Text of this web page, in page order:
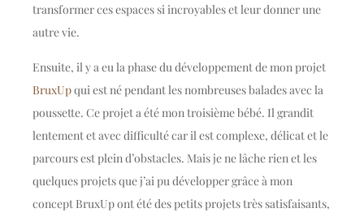
transformer ces espaces si incroyables et leur donner une
autre vie.
Ensuite, il y a eu la phase du développement de mon projet
BruxUpqui est né pendant les nombreuses balades avec la
poussette. Ce projet a été mon troisième bébé. Il grandit
lentement et avec difficulté car il est complexe, délicat et le
parcours est plein d’obstacles. Mais je ne lâche rien et les
quelques projets que j’ai pu développer grâce à mon
concept BruxUp ont été des petits projets très satisfaisants,